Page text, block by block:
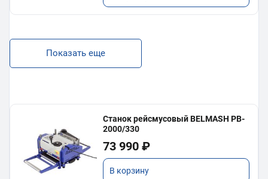
Показать еще
Станок рейсмусовый BELMASH PB-
2000/330
73 990 ₽
В корзину